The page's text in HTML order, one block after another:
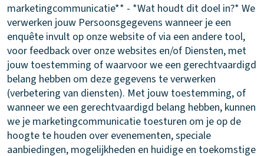
marketingcommunicatie** - *Wat houdt dit doel in?* We
verwerken jouw Persoonsgegevens wanneer je een
enquête invult op onze website of via een andere tool,
voor feedback over onze websites en/of Diensten, met
jouw toestemming of waarvoor we een gerechtvaardigd
belang hebben om deze gegevens te verwerken
(verbetering van diensten). Met jouw toestemming, of
wanneer we een gerechtvaardigd belang hebben, kunnen
we je marketingcommunicatie toesturen om je op de
hoogte te houden over evenementen, speciale
aanbiedingen, mogelijkheden en huidige en toekomstige